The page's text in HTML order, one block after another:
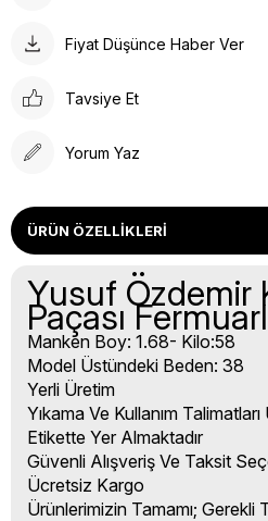
Fiyat Düşünce Haber Ver
Tavsiye Et
Yorum Yaz
ÜRÜN ÖZELLIKLERI
Yusuf Özdemir
Paçası
Manken Boy: 1.68- Kilo:58
Model Üstündeki Beden: 38
Yerli Üretim
Yıkama Ve Kullanım
Etikette Yer Almaktadır
Güvenli Alışveriş Ve Taksit
Ücretsiz Kargo
Ürünlerimizin Tamamı; Gerekli